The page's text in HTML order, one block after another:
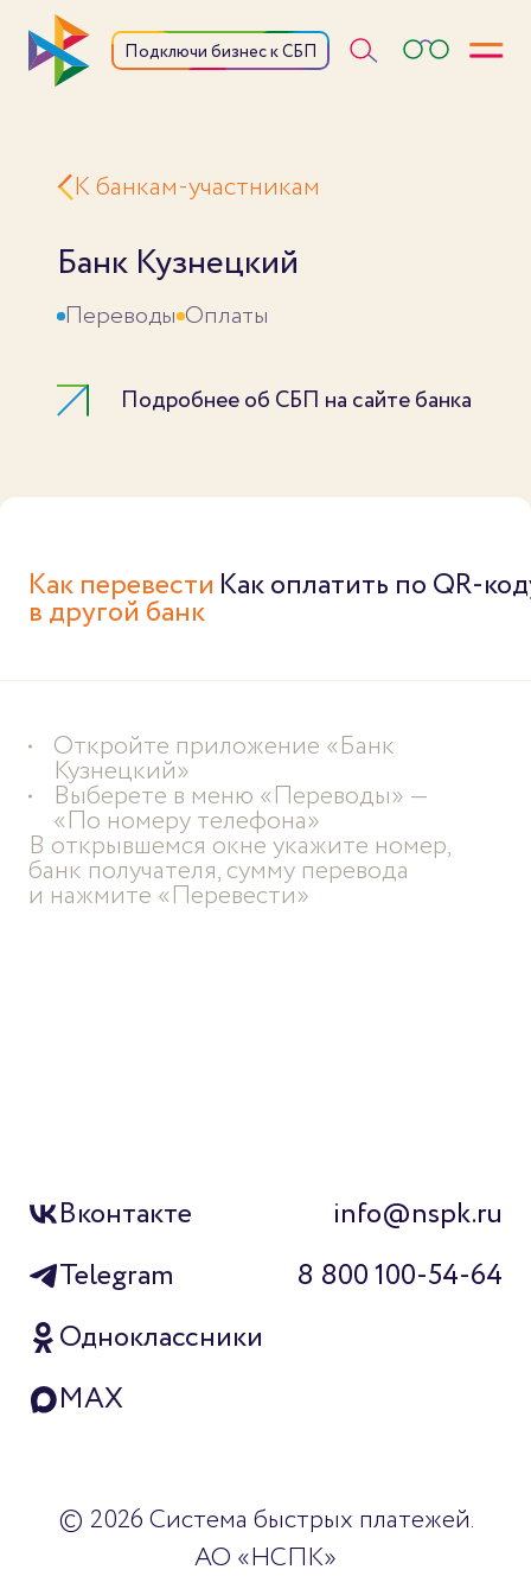
Подключи бизнес к СБП
К банкам-участникам
Банк Кузнецкий
Переводы Оплаты
Подробнее об СБП на сайте банка
Как перевести
в другой банк
Как оплатить по QR-
Откройте приложение «Банк
Кузнецкий»
Выберете в меню «Переводы» —
«По номеру телефона»
В открывшемся окне укажите номер,
банк получателя, сумму перевода
и нажмите «Перевести»
Вконтакте
Одноклассники
Telegram
MAX
info@nspk.ru
8 800 100-54-64
© 2026 Система быстрых платежей.
АО «НСПК»